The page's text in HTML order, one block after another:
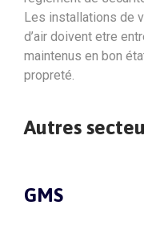
Les installations de
d’air doivent etre
maintenus en bon
propreté.
Autres
GMS